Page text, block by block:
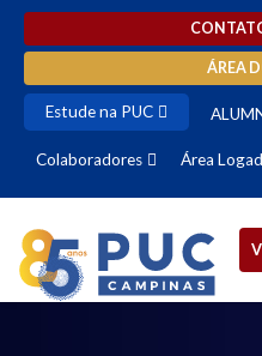
ÁREA
Estude na PUC
Colaboradores Área